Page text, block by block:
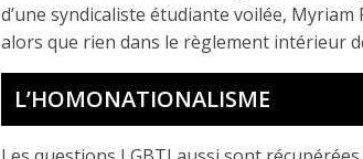
d’une syndicaliste étudiante voilée,
alors que rien dans le règlement intérieur
L’HOMONATIONALISME